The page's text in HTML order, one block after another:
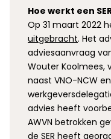
Hoe werkt een
Op 31 maart 2022
uitgebracht. Het
adviesaanvraag
Wouter Koolmees,
naast VNO-NCW
advies heeft
AWVN betrokken
de SER heeft